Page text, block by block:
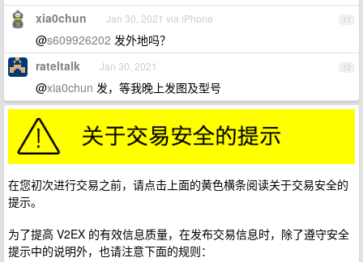
11
xia0chun Jan 30, 2021 via iPhone
@s609926202 发外地吗？
12
rateltalk Jan 30, 2021
@xia0chun 发，等我晚上发图及型号
在您初次进行交易之前，请点击上面的黄色横条阅读关于交易安全的
提示。
为了提高 V2EX 的有效信息质量，在发布交易信息时，除了遵守安全
提示中的说明外，也请注意下面的规则：